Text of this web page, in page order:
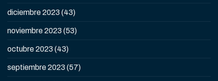
diciembre 2023 (43)
noviembre 2023 (53)
octubre 2023 (43)
septiembre 2023 (57)